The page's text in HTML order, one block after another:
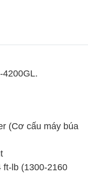
4200GL.
(Cơ cấu máy búa
ft-lb (1300-2160